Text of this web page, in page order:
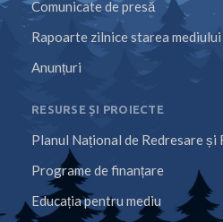
Comunicate de presă
Rapoarte zilnice starea mediului
Anunțuri
RESURSE ȘI PROIECTE
Planul Național de Redresare și
Programe de finanțare
Educația pentru mediu